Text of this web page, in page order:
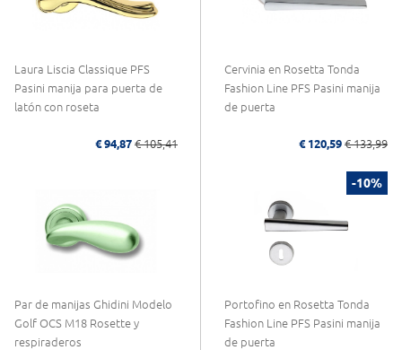
Laura Liscia Classique PFS
Pasini manija para puerta de
latón con roseta
€ 94,87 € 105,41
Cervinia en Rosetta Tonda
Fashion Line PFS Pasini manija
de puerta
€ 120,59 € 133,99
Par de manijas Ghidini Modelo
Golf OCS M18 Rosette y
respiraderos
-10%
Portofino en Rosetta Tonda
Fashion Line PFS Pasini manija
de puerta